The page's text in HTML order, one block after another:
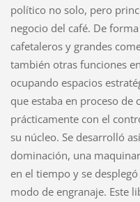
político no solo, pero
negocio del café. De
cafetaleros y grandes
también otras funciones
ocupando espacios
que estaba en proceso de
prácticamente con el
su núcleo. Se desarrolló
dominación, una
en el tiempo y se
modo de engranaje. Este